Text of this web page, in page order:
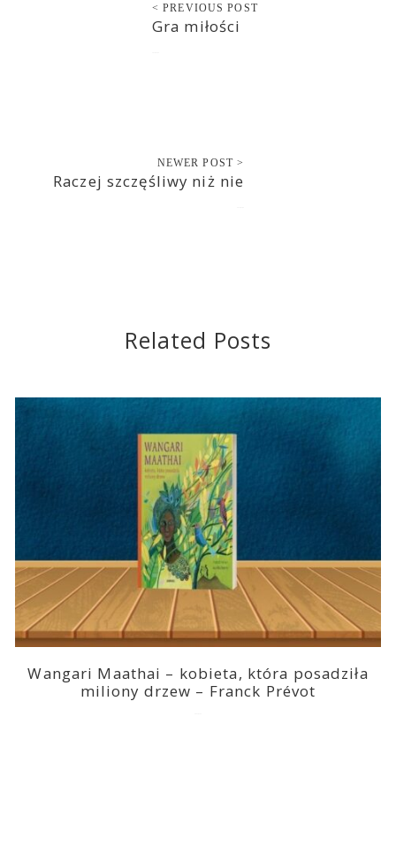
< PREVIOUS POST
Gra miłości
NEWER POST >
Raczej szczęśliwy niż nie
Related Posts
Wangari Maathai – kobieta, która posadziła
miliony drzew – Franck Prévot